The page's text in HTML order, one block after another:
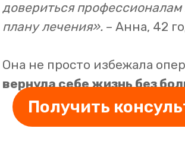
Сведения об организации
Политика в отношении обработки
персональных данных
Заявление на отзыв Персональных данных
Условия использования сервиса Яндекс Метрика
и AppMetrica
Прайс лист клиники Блокада Боли
Вся информация на данном сайте представлена